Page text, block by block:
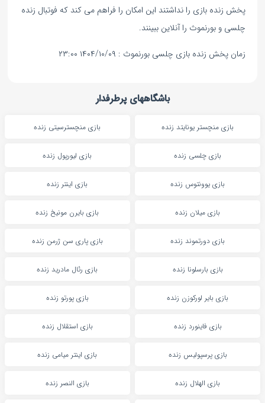
پخش زنده بازی را نداشتند این امکان را فراهم می کند که فوتبال زنده
چلسی و بورنموث را آنلاین ببینند.
زمان پخش زنده بازی چلسی بورنموث : ۱۴۰۴/۱۰/۰۹ ۲۳:۰۰
باشگاههای پرطرفدار
بازی منچستر یونایتد زنده بازی منچسترسیتی زنده
بازی چلسی زنده بازی لیورپول زنده
بازی یوونتوس زنده بازی اینتر زنده
بازی میلان زنده بازی بایرن مونیخ زنده
بازی دورتموند زنده بازی پاری سن ژرمن زنده
بازی بارسلونا زنده بازی رئال مادرید زنده
بازی بایر لورکوزن زنده بازی پورتو زنده
بازی فاینورد زنده بازی استقلال زنده
بازی پرسپولیس زنده بازی اینتر میامی زنده
بازی الهلال زنده بازی النصر زنده